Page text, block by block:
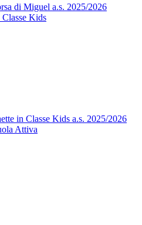
di Miguel a.s. 2025/2026
Classe Kids
in Classe Kids a.s. 2025/2026
Attiva